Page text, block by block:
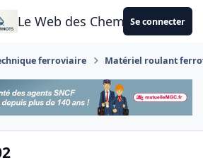
Le Web des CheminotsSe connecter
ferroviaire Matériel roulant